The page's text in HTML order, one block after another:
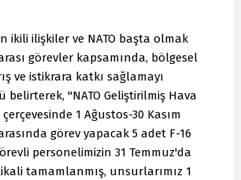
ikili ilişkiler ve NATO başta olmak
görevler kapsamında, bölgesel
ve istikrara katkı sağlamayı
"NATO Geliştirilmiş Hava
1 Ağustos-30 Kasım
görev yapacak 5 adet F-16
personelimizin 31 Temmuz'da
tamamlanmış, unsurlarımız 1